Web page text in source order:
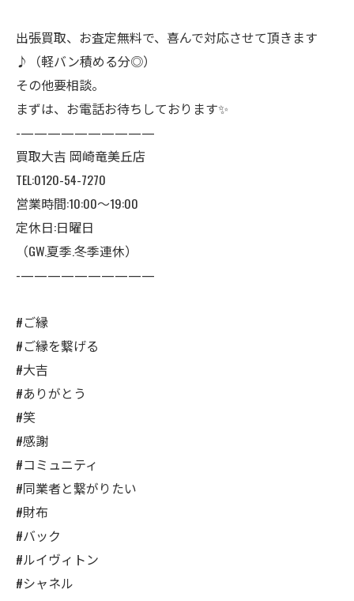
出張買取、お査定無料で、喜んで対応させて頂きます
♪（軽バン積める分◎）
その他要相談。
まずは、お電話お待ちしております✨
-——————————
買取大吉 岡崎竜美丘店
TEL:0120-54-7270
営業時間:10:00〜19:00
定休日:日曜日
（GW.夏季.冬季連休）
-——————————
#ご縁
#ご縁を繋げる
#大吉
#ありがとう
#笑
#感謝
#コミュニティ
#同業者と繋がりたい
#財布
#バック
#ルイヴィトン
#シャネル